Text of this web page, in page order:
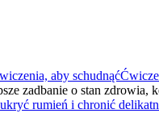
zadbanie o stan